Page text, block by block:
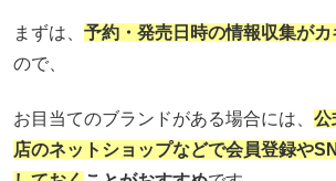
まずは、 予約・発売日時の情報収集が
ので、
お目当てのブランドがある場合には、 公
店のネットショップなどで会員登録や